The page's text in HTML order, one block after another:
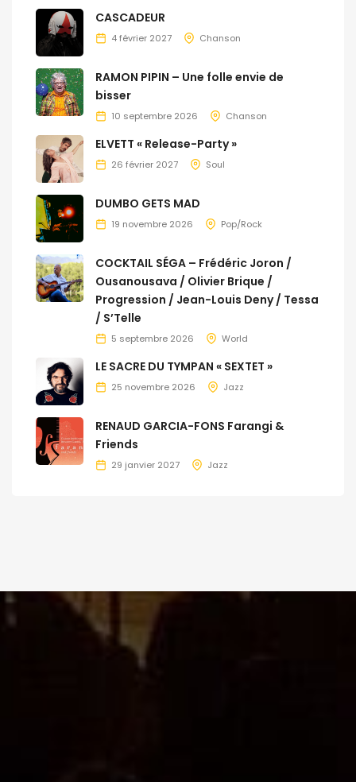
CASCADEUR
4 février 2027 Chanson
RAMON PIPIN – Une folle envie de
bisser
10 septembre 2026 Chanson
ELVETT « Release-Party »
26 février 2027 Soul
DUMBO GETS MAD
19 novembre 2026 Pop/Rock
COCKTAIL SÉGA – Frédéric Joron /
Ousanousava / Olivier Brique /
Progression / Jean-Louis Deny / Tessa
/ S’Telle
5 septembre 2026 World
LE SACRE DU TYMPAN « SEXTET »
25 novembre 2026 Jazz
RENAUD GARCIA-FONS Farangi &
Friends
29 janvier 2027 Jazz